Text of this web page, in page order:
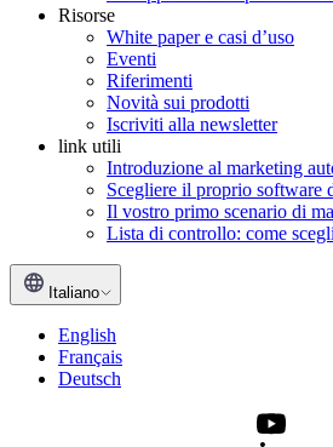
Risorse
White paper e casi d’uso
Eventi
Riferimenti
Novità sui prodotti
Iscriviti alla newsletter
link utili
Introduzione al marketing
Scegliere il proprio software
Il vostro primo scenario di
Lista di controllo: come
Italiano
English
Français
Deutsch